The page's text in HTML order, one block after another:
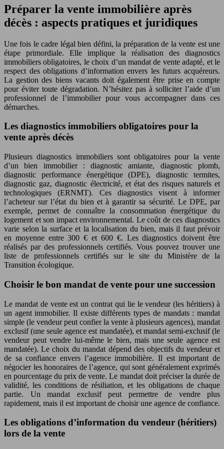
Préparer la vente immobilière après
décès : aspects pratiques et juridiques
Une fois le cadre légal bien défini, la préparation de la vente est une
étape primordiale. Elle implique la réalisation des diagnostics
immobiliers obligatoires, le choix d’un mandat de vente adapté, et le
respect des obligations d’information envers les futurs acquéreurs.
La gestion des biens vacants doit également être prise en compte
pour éviter toute dégradation. N’hésitez pas à solliciter l’aide d’un
professionnel de l’immobilier pour vous accompagner dans ces
démarches.
Les diagnostics immobiliers obligatoires pour la
vente après décès
Plusieurs diagnostics immobiliers sont obligatoires pour la vente
d’un bien immobilier : diagnostic amiante, diagnostic plomb,
diagnostic performance énergétique (DPE), diagnostic termites,
diagnostic gaz, diagnostic électricité, et état des risques naturels et
technologiques (ERNMT). Ces diagnostics visent à informer
l’acheteur sur l’état du bien et à garantir sa sécurité. Le DPE, par
exemple, permet de connaître la consommation énergétique du
logement et son impact environnemental. Le coût de ces diagnostics
varie selon la surface et la localisation du bien, mais il faut prévoir
en moyenne entre 300 € et 600 €. Les diagnostics doivent être
réalisés par des professionnels certifiés. Vous pouvez trouver une
liste de professionnels certifiés sur le site du Ministère de la
Transition écologique.
Choisir le bon mandat de vente pour une succession
Le mandat de vente est un contrat qui lie le vendeur (les héritiers) à
un agent immobilier. Il existe différents types de mandats : mandat
simple (le vendeur peut confier la vente à plusieurs agences), mandat
exclusif (une seule agence est mandatée), et mandat semi-exclusif (le
vendeur peut vendre lui-même le bien, mais une seule agence est
mandatée). Le choix du mandat dépend des objectifs du vendeur et
de sa confiance envers l’agence immobilière. Il est important de
négocier les honoraires de l’agence, qui sont généralement exprimés
en pourcentage du prix de vente. Le mandat doit préciser la durée de
validité, les conditions de résiliation, et les obligations de chaque
partie. Un mandat exclusif peut permettre de vendre plus
rapidement, mais il est important de choisir une agence de confiance.
Les obligations d’information du vendeur (héritiers)
lors de la vente